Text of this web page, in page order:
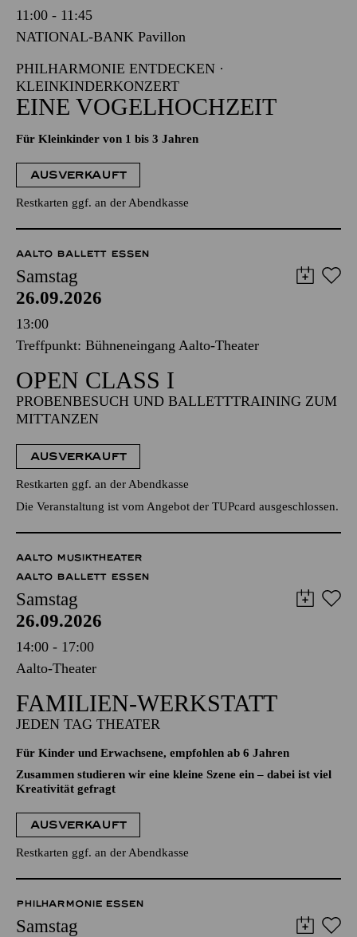
11:00 - 11:45
NATIONAL-BANK Pavillon
PHILHARMONIE ENTDECKEN ·
KLEINKINDERKONZERT
EINE VOGELHOCHZEIT
Für Kleinkinder von 1 bis 3 Jahren
AUSVERKAUFT
Restkarten ggf. an der Abendkasse
AALTO BALLETT ESSEN
Samstag
26.09.2026
13:00
Treffpunkt: Bühneneingang Aalto-Theater
OPEN CLASS I
PROBENBESUCH UND BALLETTTRAINING ZUM
MITTANZEN
AUSVERKAUFT
Restkarten ggf. an der Abendkasse
Die Veranstaltung ist vom Angebot der TUPcard ausgeschlossen.
AALTO MUSIKTHEATER
AALTO BALLETT ESSEN
Samstag
26.09.2026
14:00 - 17:00
Aalto-Theater
FAMILIEN-WERKSTATT
JEDEN TAG THEATER
Für Kinder und Erwachsene, empfohlen ab 6 Jahren
Zusammen studieren wir eine kleine Szene ein – dabei ist viel
Kreativität gefragt
AUSVERKAUFT
Restkarten ggf. an der Abendkasse
PHILHARMONIE ESSEN
Samstag